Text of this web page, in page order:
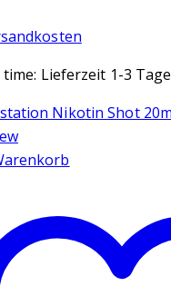
Lieferzeit 1-3 Tage